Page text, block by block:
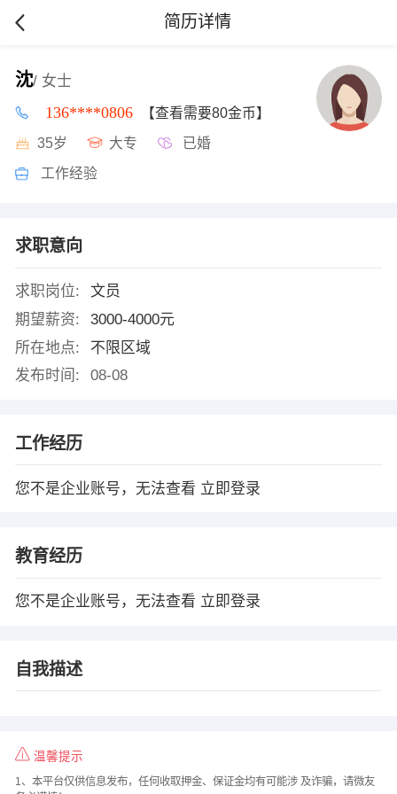
简历详情
沈/ 女士
136****0806 【查看需要80金币】
35岁 大专 已婚
工作经验
求职意向
求职岗位:
文员
期望薪资:
3000-4000元
所在地点:
不限区域
发布时间:
08-08
工作经历
您不是企业账号，无法查看 立即登录
教育经历
您不是企业账号，无法查看 立即登录
自我描述
温馨提示
1、本平台仅供信息发布，任何收取押金、保证金均有可能涉 及诈骗，请微友